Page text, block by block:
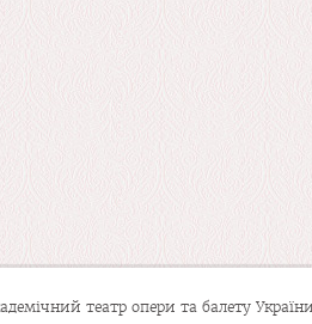
театр опери та балету